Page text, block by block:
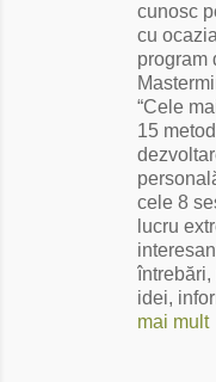
cunosc
cu
program
“Cele
15
cele 8
lucru
întrebări,
idei,
mai mult